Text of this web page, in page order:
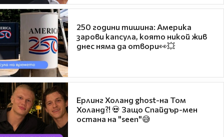
250 години тишина: Америка
зарови капсула, която никой жив
днес няма да отвори👀💥
Ерлинг Холанд ghost-на Том
Холанд?! 💀 Защо Спайдър-мен
остана на "seen"😅